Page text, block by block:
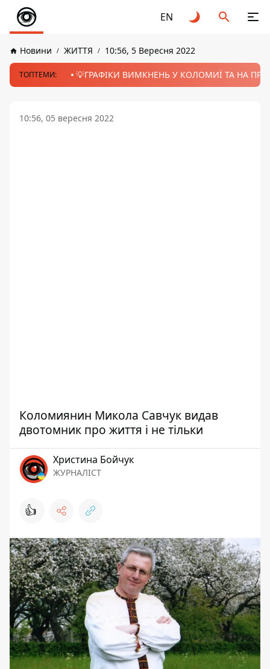
EN
Новини ЖИТТЯ 10:56, 5 Вересня 2022
ТОПТЕМИ: 💡ГРАФІКИ ВИМКНЕНЬ У КОЛОМИЇ ТА НА
10:56, 05 вересня 2022
Коломиянин Микола Савчук видав
двотомник про життя і не тільки
Христина Бойчук
ЖУРНАЛІСТ
👍